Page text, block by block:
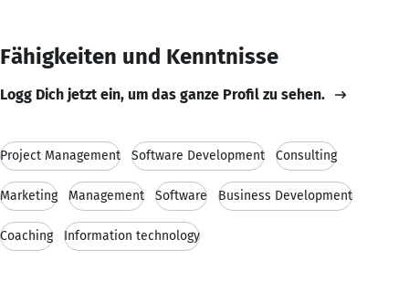
Fähigkeiten und Kenntnisse
Logg Dich jetzt ein, um das ganze Profil zu sehen.
Project Management Software Development Consulting
Marketing Management Software Business Development
Coaching Information technology